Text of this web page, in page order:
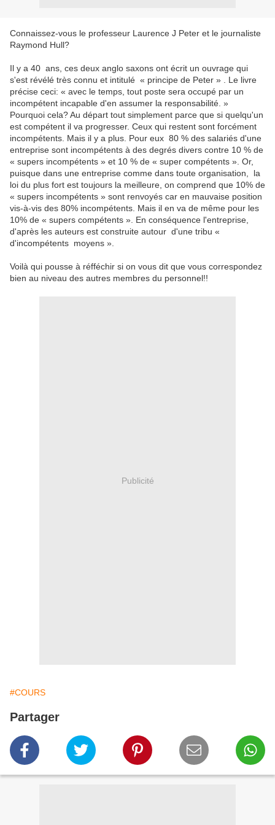
Connaissez-vous le professeur Laurence J Peter et le journaliste
Raymond Hull?
Il y a 40 ans, ces deux anglo saxons ont écrit un ouvrage qui
s'est révélé très connu et intitulé « principe de Peter » . Le livre
précise ceci: « avec le temps, tout poste sera occupé par un
incompétent incapable d'en assumer la responsabilité. »
Pourquoi cela? Au départ tout simplement parce que si quelqu'un
est compétent il va progresser. Ceux qui restent sont forcément
incompétents. Mais il y a plus. Pour eux 80 % des salariés d'une
entreprise sont incompétents à des degrés divers contre 10 % de
« supers incompétents » et 10 % de « super compétents ». Or,
puisque dans une entreprise comme dans toute organisation, la
loi du plus fort est toujours la meilleure, on comprend que 10% de
« supers incompétents » sont renvoyés car en mauvaise position
vis-à-vis des 80% incompétents. Mais il en va de même pour les
10% de « supers compétents ». En conséquence l'entreprise,
d'après les auteurs est construite autour d'une tribu «
d'incompétents moyens ».
Voilà qui pousse à réfféchir si on vous dit que vous correspondez
bien au niveau des autres membres du personnel!!
Publicité
#COURS
Partager